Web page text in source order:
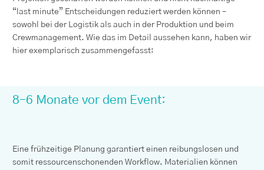
“last minute” Entscheidungen reduziert werden können –
sowohl bei der Logistik als auch in der Produktion und beim
Crewmanagement. Wie das im Detail aussehen kann, haben wir
hier exemplarisch zusammengefasst:
8–6 Monate vor dem Event:
Eine frühzeitige Planung garantiert einen reibungslosen und
somit ressourcenschonenden Workflow. Materialien können